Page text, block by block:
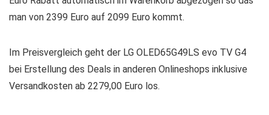
man von 2399 Euro auf 2099 Euro kommt.
Im Preisvergleich geht der LG OLED65G49LS evo TV G4
bei Erstellung des Deals in anderen Onlineshops inklusive
Versandkosten ab 2279,00 Euro los.